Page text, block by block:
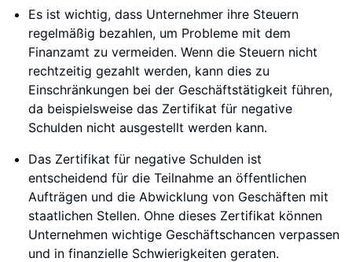
Es ist wichtig, dass Unternehmer ihre Steuern
regelmäßig bezahlen, um Probleme mit dem
Finanzamt zu vermeiden. Wenn die Steuern nicht
rechtzeitig gezahlt werden, kann dies zu
Einschränkungen bei der Geschäftstätigkeit führen,
da beispielsweise das Zertifikat für negative
Schulden nicht ausgestellt werden kann.
Das Zertifikat für negative Schulden ist
entscheidend für die Teilnahme an öffentlichen
Aufträgen und die Abwicklung von Geschäften mit
staatlichen Stellen. Ohne dieses Zertifikat können
Unternehmen wichtige Geschäftschancen verpassen
und in finanzielle Schwierigkeiten geraten.